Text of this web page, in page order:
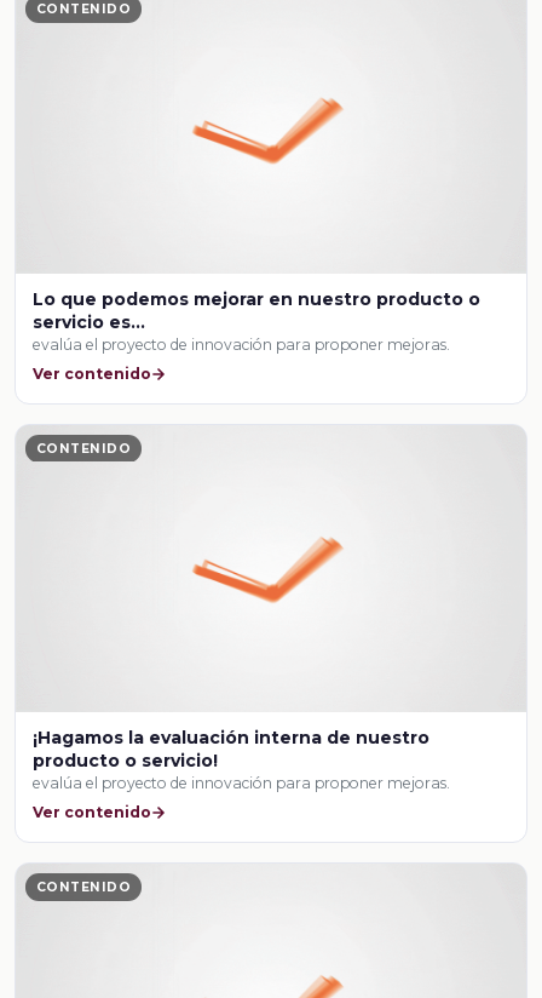
CONTENIDO
Lo que podemos mejorar en nuestro producto o
servicio es...
evalúa el proyecto de innovación para proponer mejoras.
Ver contenido
CONTENIDO
¡Hagamos la evaluación interna de nuestro
producto o servicio!
evalúa el proyecto de innovación para proponer mejoras.
Ver contenido
CONTENIDO